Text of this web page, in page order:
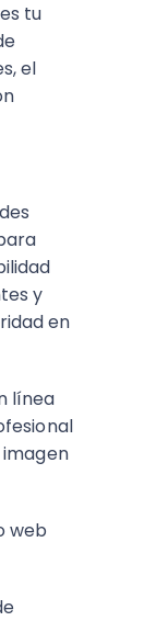
tu
el
y
en
línea
web